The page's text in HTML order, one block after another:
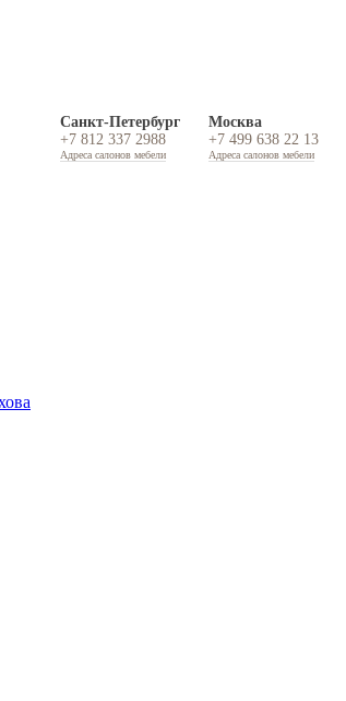
Санкт-Петербург
+7 812 337 2988
Адреса салонов мебели
Москва
+7 499 638 22 13
Адреса салонов мебели